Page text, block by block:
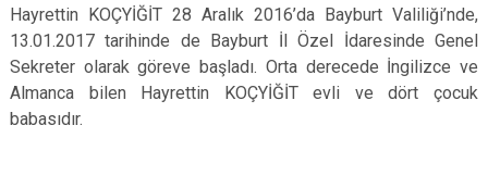
Hayrettin KOÇYİĞİT 28 Aralık 2016’da Bayburt Valiliği’nde,
13.01.2017 tarihinde de Bayburt İl Özel İdaresinde Genel
Sekreter olarak göreve başladı. Orta derecede İngilizce ve
Almanca bilen Hayrettin KOÇYİĞİT evli ve dört çocuk
babasıdır.